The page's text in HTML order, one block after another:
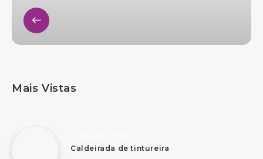
Mais Vistas
Caldeirada de tintureira